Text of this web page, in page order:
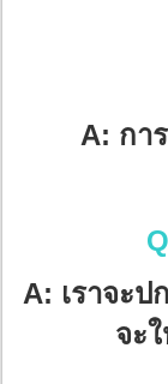
A: กา
A: เราจะ
จะ